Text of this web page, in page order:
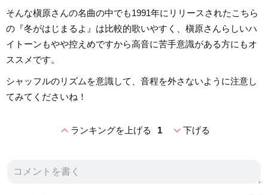
そんな槇原さんの名曲の中でも1991年にリリースされたこちら
の『冬がはじまるよ』は比較的歌いやすく、槇原さんらしいハ
イトーンもやや控えめですから高音に苦手意識がある方にもオ
ススメです。
シャッフルのリズムを意識して、音程を外さないように注意し
てみてくださいね！
expand_lessランキングを上げる 1 expand_more下げる